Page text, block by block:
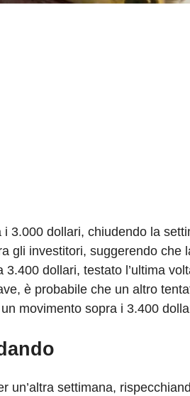
3.000 dollari, chiudendo la
gli investitori, suggerendo che
dollari, testato l’ultima
è probabile che un altro
movimento sopra i 3.400
un’altra settimana,